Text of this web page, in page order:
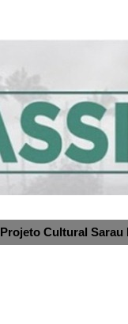
Projeto Cultural